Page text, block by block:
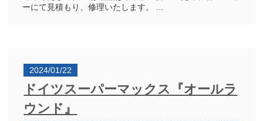
ーにて見積もり、修理いたします。 ...
2024/01/22
ドイツスーパーマックス『オールラ
ウンド』